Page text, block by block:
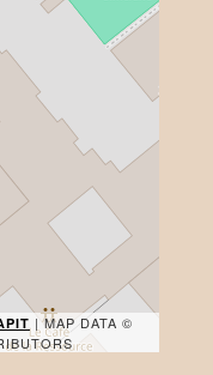
| MAP DATA ©